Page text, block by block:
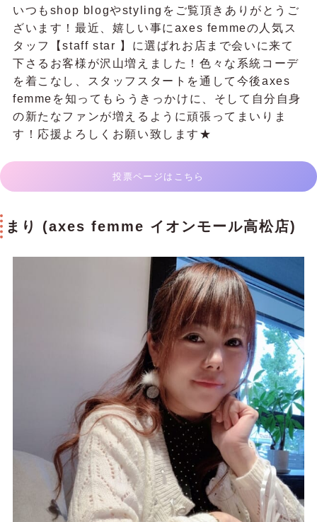
いつもshop blogやstylingをご覧頂きありがとうご
ざいます！最近、嬉しい事にaxes femmeの人気ス
タッフ【staff star 】に選ばれお店まで会いに来て
下さるお客様が沢山増えました！色々な系統コーデ
を着こなし、スタッフスタートを通して今後axes
femmeを知ってもらうきっかけに、そして自分自身
の新たなファンが増えるように頑張ってまいりま
す！応援よろしくお願い致します★
投票ページはこちら
まり (axes femme イオンモール高松店)